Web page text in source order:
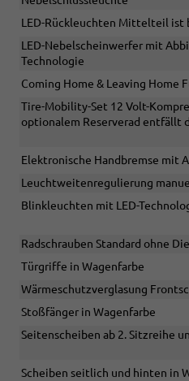
LED-Rückleuchten Mittelteil ist
LED-Nebelscheinwerfer mit
Technologie
Coming Home & Leaving Home
Tire-Mobility-Set 12 Volt-
optionalem Reserverad entfällt
Elektronische Handbremse mit
Leuchtweitenregulierung
Blinkleuchten mit LED-
Radschrauben Standard ohne
Türgriffe in Wagenfarbe
Wärmeschutzverglasung
Stoßfänger in Wagenfarbe
Seitenscheiben ab 2. Sitzreihe
Scheiben seitlich und hinten in